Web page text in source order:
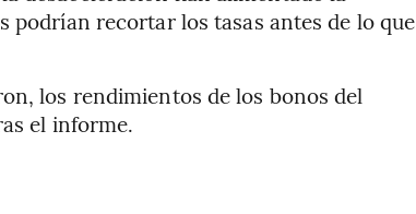
podrían recortar los tasas antes de lo que
los rendimientos de los bonos del
el informe.